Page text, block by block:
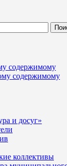
содержимому
содержимому
и досуг»
коллективы